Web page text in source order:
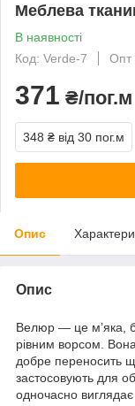
Меблева
В наявності
Код: Verde-7
Опт
371 ₴/пог.м
348 ₴ від 30 пог.м
Опис
Опис
Велюр — це м’яка,
рівним ворсом.
добре переносить
застосовують для
одночасно